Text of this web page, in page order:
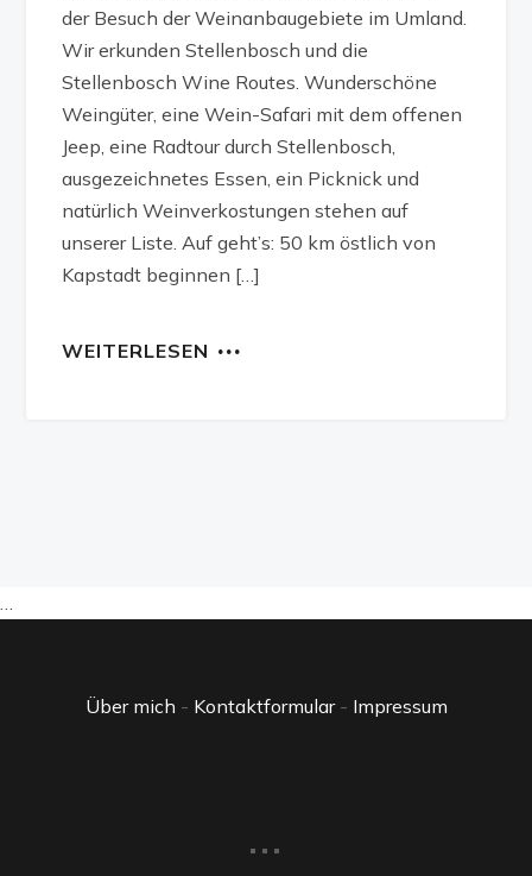
der Besuch der Weinanbaugebiete im Umland.
Wir erkunden Stellenbosch und die
Stellenbosch Wine Routes. Wunderschöne
Weingüter, eine Wein-Safari mit dem offenen
Jeep, eine Radtour durch Stellenbosch,
ausgezeichnetes Essen, ein Picknick und
natürlich Weinverkostungen stehen auf
unserer Liste. Auf geht’s: 50 km östlich von
Kapstadt beginnen […]
WEITERLESEN
…
Über mich - Kontaktformular- Impressum
...